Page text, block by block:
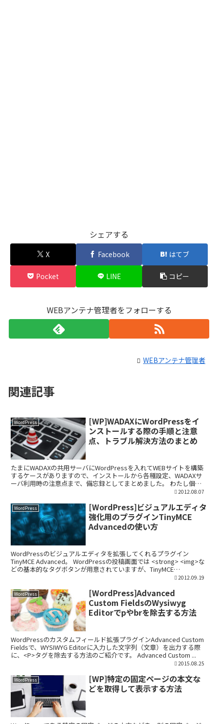
シェアする
X Facebook はてブ
Pocket LINE コピー
WEBアンテナ管理者をフォローする
WEBアンテナ管理者
関連記事
WordPress
[WP]WADAXにWordPressをイ
ンストールする際の手順と注意
点、トラブル解決方法のまとめ
たまにWADAXの共用サーバにWordPressを入れてWEBサイトを構築
するケースがありますので、インストールから各種設定、WADAXサ
ーバ利用時の注意点まで、備忘録としてまとめました。 わたし個人
2012.08.07
WordPress
[WordPress]ビジュアルエディタ
強化用のプラグインTinyMCE
Advancedの使い方
WordPressのビジュアルエディタを拡張してくれるプラグイン
TinyMCE Advanced。 WordPressの投稿画面では <strong> <img>な
どの基本的なタグボタンが用意されていますが、TinyMCE
2012.09.19
WordPress
[WordPress]Advanced
Custom FieldsのWysiwyg
Editorでpやbrを除去する方法
WordPressのカスタムフィールド拡張プラグインAdvanced Custom
Fieldsで、WYSIWYG Editorに入力した文字列（文章）を出力する際
に、<P>タグを除去する方法のご紹介です。 Advanced Custom ...
2015.08.25
WordPress
[WP]特定の固定ページの本文な
どを取得して表示する方法